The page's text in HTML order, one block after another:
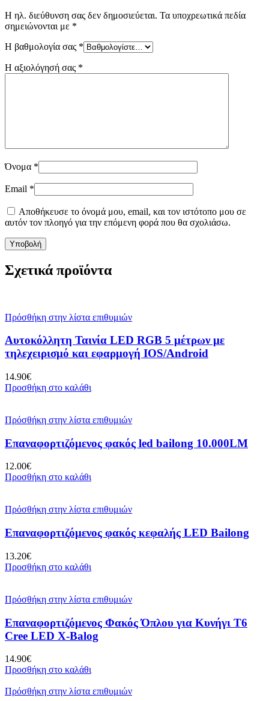
Η ηλ. διεύθυνση σας δεν δημοσιεύεται. Τα υποχρεωτικά πεδία
σημειώνονται με *
Η βαθμολογία σας *
Η αξιολόγησή σας *
Όνομα *
Email *
Αποθήκευσε το όνομά μου, email, και τον ιστότοπο μου σε
αυτόν τον πλοηγό για την επόμενη φορά που θα σχολιάσω.
Σχετικά προϊόντα
Πρόσθήκη στην λίστα επιθυμιών
Αυτοκόλλητη Ταινία LED RGB 5 μέτρων με
τηλεχειρισμό και εφαρμογή IOS/Android
14.90€
Προσθήκη στο καλάθι
Πρόσθήκη στην λίστα επιθυμιών
Επαναφορτιζόμενος φακός led bailong 10.000LM
12.00€
Προσθήκη στο καλάθι
Πρόσθήκη στην λίστα επιθυμιών
Επαναφορτιζόμενος φακός κεφαλής LED Bailong
13.20€
Προσθήκη στο καλάθι
Πρόσθήκη στην λίστα επιθυμιών
Επαναφορτιζόμενος Φακός Όπλου για Κυνήγι T6
Cree LED X-Balog
14.90€
Προσθήκη στο καλάθι
Πρόσθήκη στην λίστα επιθυμιών